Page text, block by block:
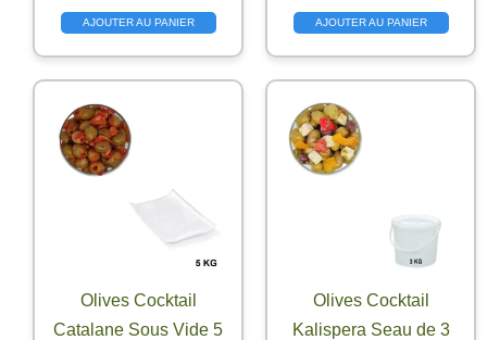
AJOUTER AU PANIER AJOUTER AU PANIER
Olives Cocktail
Catalane Sous Vide 5
Olives Cocktail
Kalispera Seau de 3